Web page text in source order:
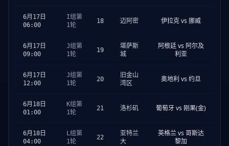
6月17日
06:00
I组第
1轮
18 迈阿密 伊拉克 vs 挪威
6月17日
09:00
J组第
1轮
19
堪萨斯
城
阿根廷 vs 阿尔及
利亚
6月17日
12:00
J组第
1轮
20
旧金山
湾区
奥地利 vs 约旦
6月18日
01:00
K组第
1轮
21 洛杉矶 葡萄牙 vs 刚果(金)
6月18日
04:00
L组第
1轮
22
亚特兰
大
英格兰 vs 哥斯达
黎加